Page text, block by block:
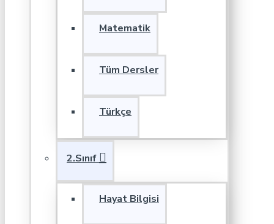
Matematik
Tüm Dersler
Türkçe
2.Sınıf
Hayat Bilgisi